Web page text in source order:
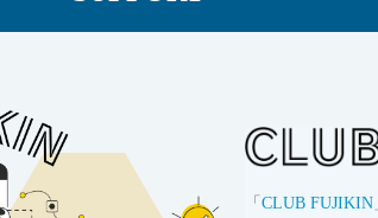
「 CLUB FUJIKIN